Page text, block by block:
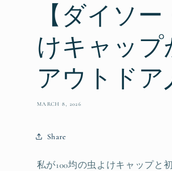
【ダイソ
けキャップ
アウトドア
MARCH 8, 2026
Share
私が100均の虫よけキャップと